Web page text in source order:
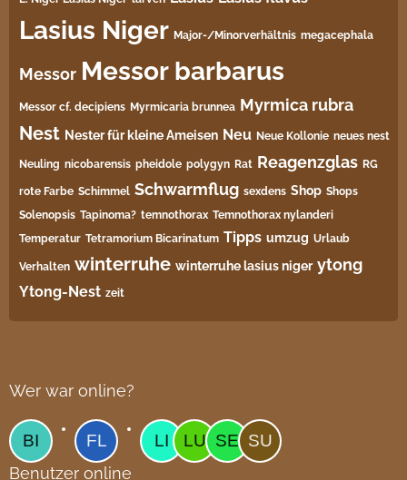
Lasius Niger Major-/Minorverhältnis megacephala
Messor Messor barbarus
Messor cf. decipiens Myrmicaria brunnea Myrmica rubra
Nest Nester für kleine Ameisen Neu Neue Kollonie neues nest
Neuling nicobarensis pheidole polygyn Rat Reagenzglas RG
rote Farbe Schimmel Schwarmflug sexdens Shop Shops
Solenopsis Tapinoma? temnothorax Temnothorax nylanderi
Temperatur Tetramorium Bicarinatum​ Tipps umzug Urlaub
Verhalten winterruhe winterruhe lasius niger ytong
Ytong-Nest zeit
Wer war online?
Benutzer online